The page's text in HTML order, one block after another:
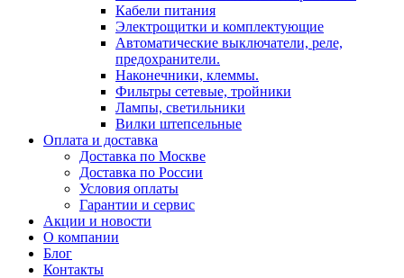
Кабели питания
Электрощитки и комплектующие
Автоматические выключатели, реле,
предохранители.
Наконечники, клеммы.
Фильтры сетевые, тройники
Лампы, светильники
Вилки штепсельные
Оплата и доставка
Доставка по Москве
Доставка по России
Условия оплаты
Гарантии и сервис
Акции и новости
О компании
Блог
Контакты